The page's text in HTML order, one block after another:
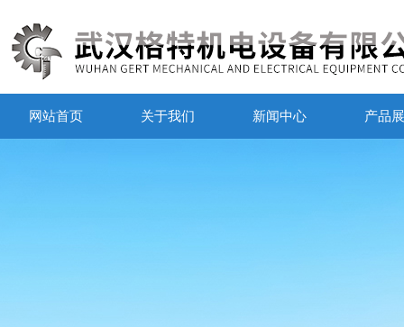
网站首页 关于我们 新闻中心 产品